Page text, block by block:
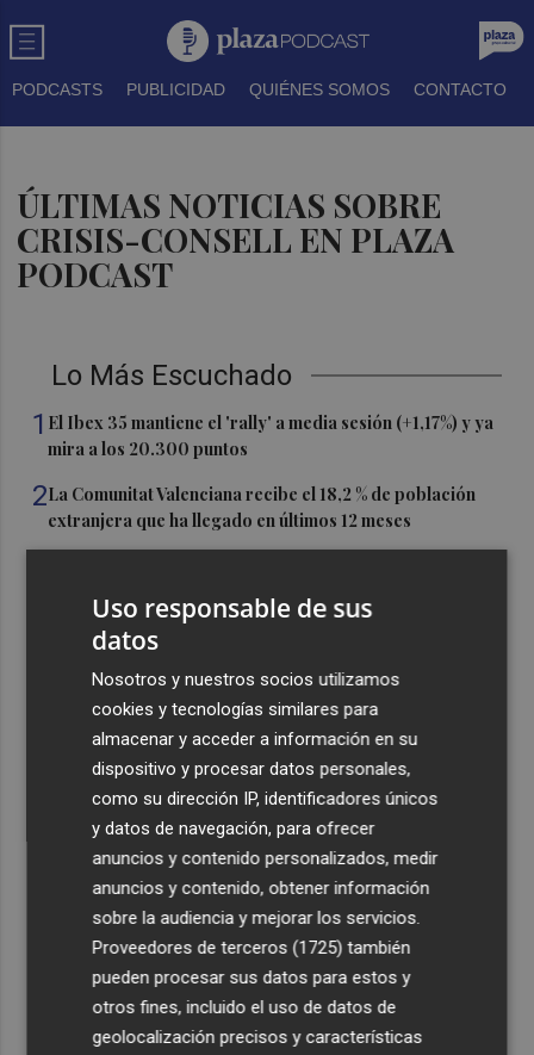
PODCASTS PUBLICIDAD QUIÉNES SOMOS CONTACTO
ÚLTIMAS NOTICIAS SOBRE
CRISIS-CONSELL EN PLAZA
PODCAST
Lo Más Escuchado
1 El Ibex 35 mantiene el 'rally' a media sesión (+1,17%) y ya
mira a los 20.300 puntos
2La Comunitat Valenciana recibe el 18,2 % de población
extranjera que ha llegado en últimos 12 meses
pasajeros de su historia
explotación del balneario de Benassal
La geolocalización llega a la huerta y el campo de
Murcia para agilizar la respuesta ante emergencias
Recibe toda la actualidad de
Plaza Podcast en tu correo
Quiero suscribirme
Uso responsable de sus
datos
Nosotros y nuestros socios utilizamos
cookies y tecnologías similares para
almacenar y acceder a información en su
dispositivo y procesar datos personales,
como su dirección IP, identificadores únicos
y datos de navegación, para ofrecer
anuncios y contenido personalizados, medir
anuncios y contenido, obtener información
sobre la audiencia y mejorar los servicios.
Proveedores de terceros (1725) también
pueden procesar sus datos para estos y
otros fines, incluido el uso de datos de
geolocalización precisos y características